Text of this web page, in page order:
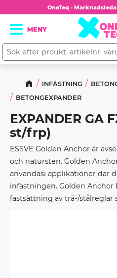
Meny
OneTeq -
INFÄSTNING
BETONGEXPANDER
EXPANDER GA
st/frp)
ESSVE Golden Anchor är
och natursten. Golden
användasi applikationer där
infästningen. Golden Anchor
fastsättning av trä-/stålreglar